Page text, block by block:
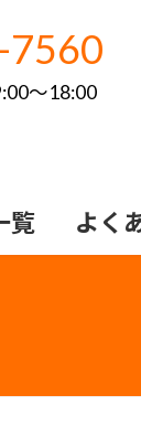
～18:00
覧 よく